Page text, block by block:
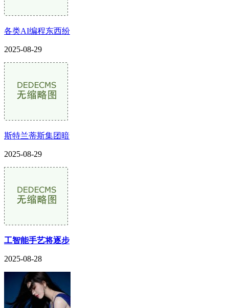
各类AI编程东西纷
2025-08-29
斯特兰蒂斯集团暗
2025-08-29
工智能手艺将逐步
2025-08-28